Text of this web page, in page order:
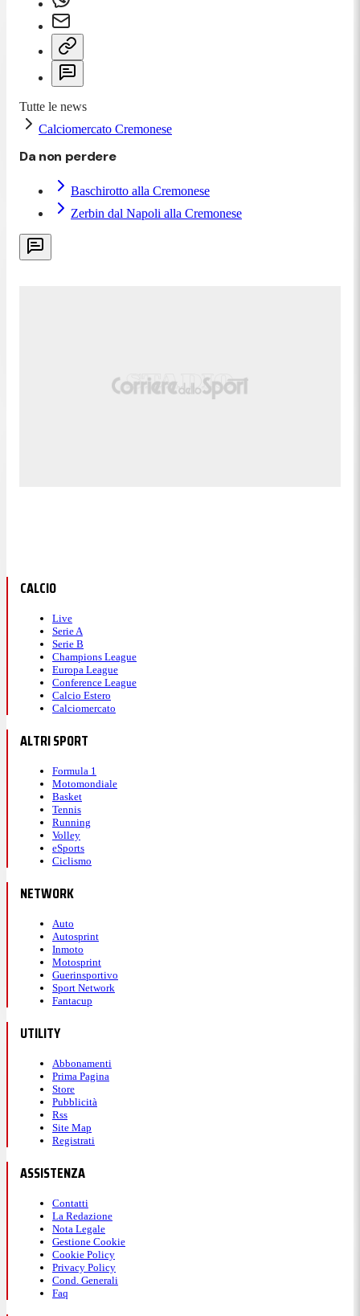
Tutte le news
Calciomercato Cremonese
Da non perdere
Baschirotto alla Cremonese
Zerbin dal Napoli alla Cremonese
CALCIO
Live
Serie A
Serie B
Champions League
Europa League
Conference League
Calcio Estero
Calciomercato
ALTRI SPORT
Formula 1
Motomondiale
Basket
Tennis
Running
Volley
eSports
Ciclismo
NETWORK
Auto
Autosprint
Inmoto
Motosprint
Guerinsportivo
Sport Network
Fantacup
UTILITY
Abbonamenti
Prima Pagina
Store
Pubblicità
Rss
Site Map
Registrati
ASSISTENZA
Contatti
La Redazione
Nota Legale
Gestione Cookie
Cookie Policy
Privacy Policy
Cond. Generali
Faq